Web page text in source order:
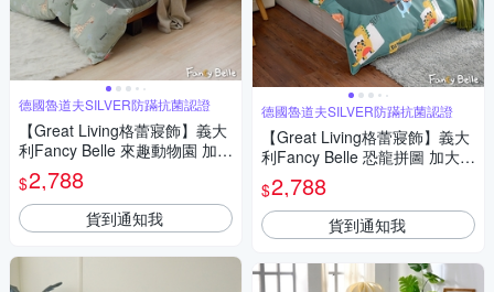
德國魯道夫SILVER防蹣抗菌認證
【Great Living格蕾寢飾】義大
利Fancy Belle 來趣動物園 加大
純棉防蹣抗菌吸濕排汗兩用被
床包組
$2,788
貨到通知我
德國魯道夫SILVER防蹣抗菌認證
【Great Living格蕾寢飾】義大
利Fancy Belle 恐龍拼圖 加大純
棉防蹣抗菌吸濕排汗兩用被床
包組
$2,788
貨到通知我